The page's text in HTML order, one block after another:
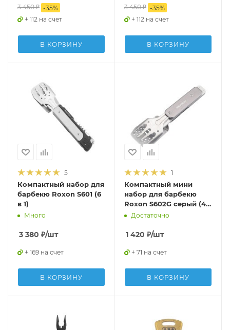
3 450₽ -35%
+ 112 на счет
В КОРЗИНУ
3 450₽ -35%
+ 112 на счет
В КОРЗИНУ
5
Компактный набор для
барбекю Roxon S601 (6
в 1)
Много
3 380 ₽/шт
+ 169 на счет
В КОРЗИНУ
1
Компактный мини
набор для барбекю
Roxon S602G серый (4 в
1) Достаточно
1 420 ₽/шт
+ 71 на счет
В КОРЗИНУ